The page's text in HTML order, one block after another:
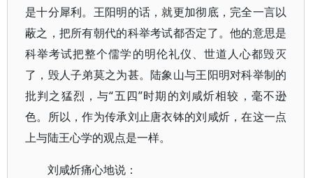
是十分犀利。王阳明的话，就更加彻底，完全一言以
蔽之，把所有朝代的科举考试都否定了。他的意思是
科举考试把整个儒学的明伦礼仪、世道人心都毁灭
了，毁人子弟莫之为甚。陆象山与王阳明对科举制的
批判之猛烈，与“五四”时期的刘咸炘相较，毫不逊
色。所以，作为传承刘止唐衣钵的刘咸炘，在这一点
上与陆王心学的观点是一样。
刘咸炘痛心地说：